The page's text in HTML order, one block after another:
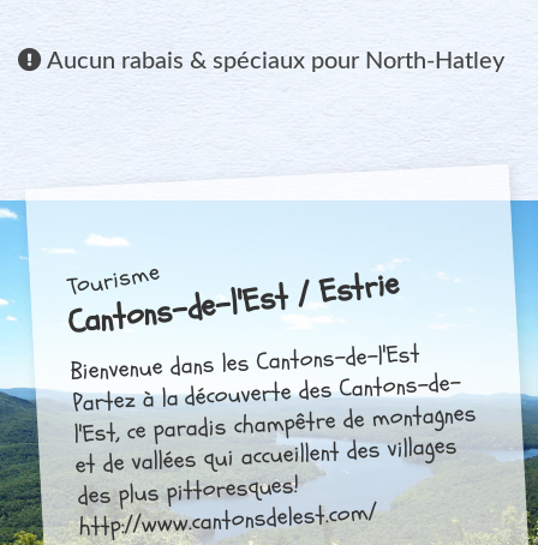
Aucun rabais & spéciaux pour North-Hatley
Tourisme
Cantons-de-l'Est / Estrie
Bienvenue dans les Cantons-de-l'Est
Partez à la découverte des Cantons-de-
l'Est, ce paradis champêtre de montagnes
et de vallées qui accueillent des villages
des plus pittoresques!
http://www.cantonsdelest.com/